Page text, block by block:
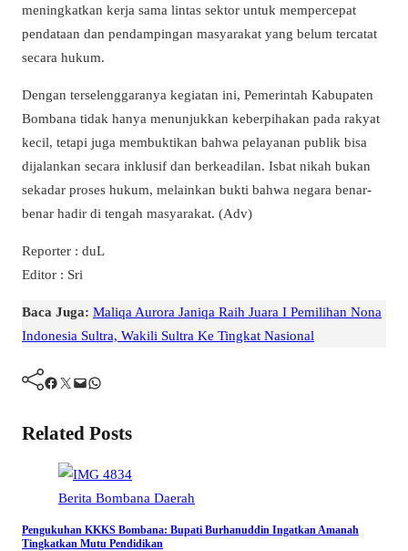
meningkatkan kerja sama lintas sektor untuk mempercepat
pendataan dan pendampingan masyarakat yang belum tercatat
secara hukum.
Dengan terselenggaranya kegiatan ini, Pemerintah Kabupaten
Bombana tidak hanya menunjukkan keberpihakan pada rakyat
kecil, tetapi juga membuktikan bahwa pelayanan publik bisa
dijalankan secara inklusif dan berkeadilan. Isbat nikah bukan
sekadar proses hukum, melainkan bukti bahwa negara benar-
benar hadir di tengah masyarakat. (Adv)
Reporter : duL
Editor : Sri
Baca Juga: Maliqa Aurora Janiqa Raih Juara I Pemilihan Nona
Indonesia Sultra, Wakili Sultra Ke Tingkat Nasional
Facebook Twitter Mail WhatsApp
Related Posts
Berita Bombana Daerah
Pengukuhan KKKS Bombana: Bupati Burhanuddin Ingatkan Amanah
Tingkatkan Mutu Pendidikan